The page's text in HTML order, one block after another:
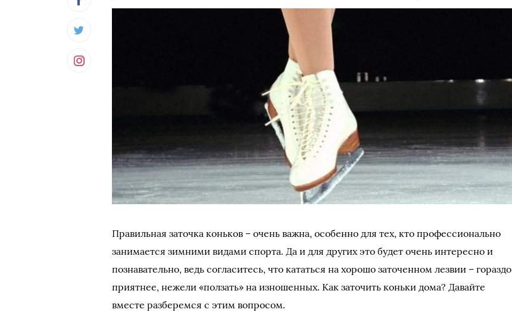
Правильная заточка коньков – очень важна, особенно для тех, кто профессионально
занимается зимними видами спорта. Да и для других это будет очень интересно и
познавательно, ведь согласитесь, что кататься на хорошо заточенном лезвии – гораздо
приятнее, нежели «ползать» на изношенных. Как заточить коньки дома? Давайте
вместе разберемся с этим вопросом.